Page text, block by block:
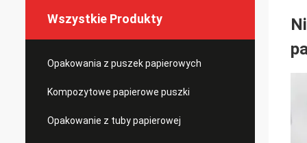
Wszystkie Produkty
Opakowania z puszek papierowych
Kompozytowe papierowe puszki
Opakowanie z tuby papierowej